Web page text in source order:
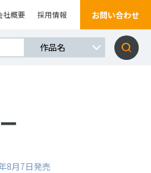
社概要 採用情報 お問い合わせ
8月7日発売